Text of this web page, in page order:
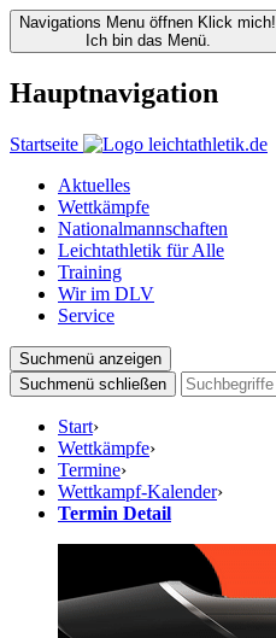
Navigations Menu öffnen Klick mich!
Ich bin das Menü.
Hauptnavigation
Startseite
Aktuelles
Wettkämpfe
Nationalmannschaften
Leichtathletik für Alle
Training
Wir im DLV
Service
Suchmenü anzeigen
Suchmenü schließen
Start›
Wettkämpfe›
Termine›
Wettkampf-Kalender›
Termin Detail